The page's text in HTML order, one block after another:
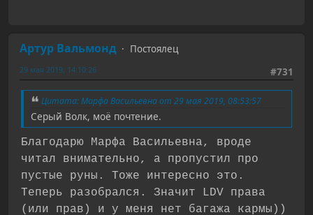
Артур Вальмонд
Постоялец
#731
29 мая 2019, 14:10:26
Цитата: Марфа Васильевна от 29 мая 2019, 08:53:57
Серый Волк, моё почтение.
Благодарю Марфа Васильевна, вроде
читал внимательно, а пропустил про
пустые руны. Тоже интересно это.
Теперь разобрался. Значит LDV права
(или прав) и у меня нет багажа кармы))